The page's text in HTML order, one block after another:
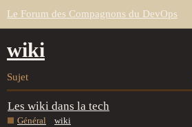
Le Forum des Compagnons du DevOps
wiki
Sujet
Les wiki dans la tech
Général wiki